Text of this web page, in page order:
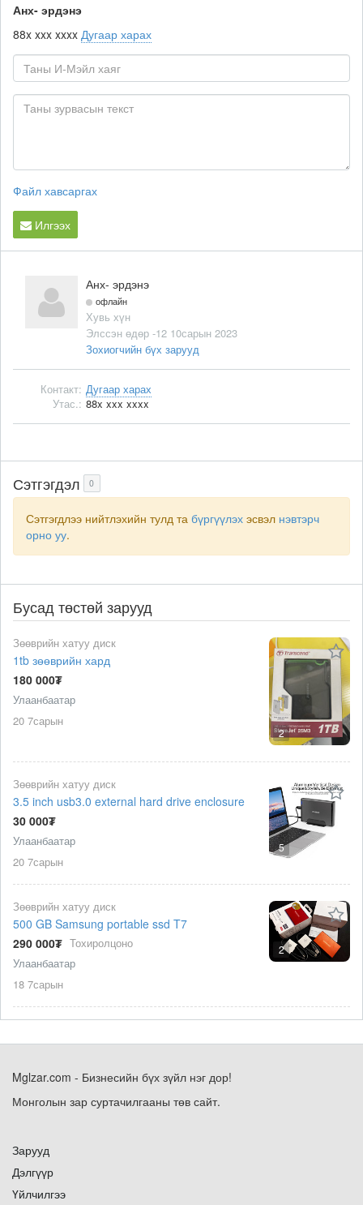
Анх- эрдэнэ
88x xxx xxxx Дугаар харах
Файл хавсаргах
Илгээх
Анх- эрдэнэ
офлайн
Хувь хүн
Элссэн өдөр -12 10сарын 2023
Зохиогчийн бүх зарууд
Контакт: Дугаар харах
Утас.: 88x xxx xxxx
Сэтгэгдэл 0
Сэтгэгдлээ нийтлэхийн тулд та бүргүүлэх эсвэл нэвтэрч
орно уу.
Бусад төстөй зарууд
2
Зөөврийн хатуу диск
1tb зөөврийн хард
180 000₮
Улаанбаатар
20 7сарын
5
Зөөврийн хатуу диск
3.5 inch usb3.0 external hard drive enclosure
30 000₮
Улаанбаатар
20 7сарын
2
Зөөврийн хатуу диск
500 GB Samsung portable ssd T7
290 000₮ Тохиролцоно
Улаанбаатар
18 7сарын
Mglzar.com - Бизнесийн бүх зүйл нэг дор!
Монголын зар суртачилгааны төв сайт.
Зарууд
Дэлгүүр
Үйлчилгээ